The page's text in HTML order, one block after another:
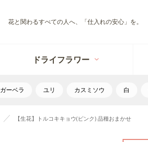
花と関わるすべての人へ、「仕入れの安心」を。
ドライフラワー
ガーベラ ユリ カスミソウ 白
【生花】トルコキキョウ(ピンク) 品種おまかせ